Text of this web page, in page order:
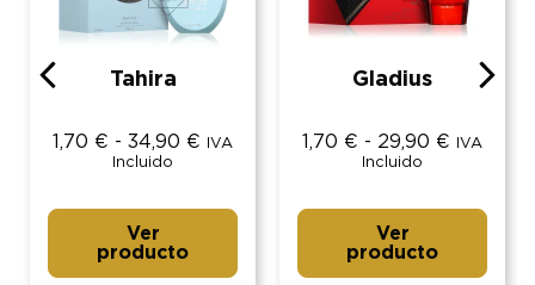
Tahira
1,70 € - 34,90 €
IVA
Incluido
Ver
producto
Gladius
1,70 € - 29,90 €
IVA
Incluido
Ver
producto